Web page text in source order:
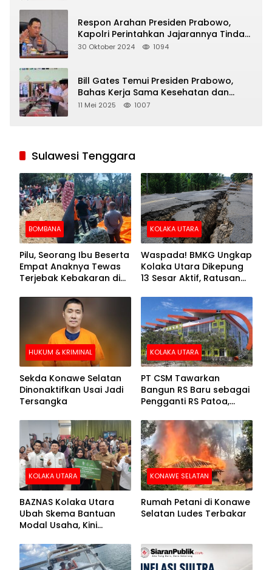
Respon Arahan Presiden Prabowo,
Kapolri Perintahkan Jajarannya Tindak
Tegas Pelaku Judi Online
30 Oktober 2024 1094
Bill Gates Temui Presiden Prabowo,
Bahas Kerja Sama Kesehatan dan
Program Makan Bergizi Gratis
11 Mei 2025 1007
Sulawesi Tenggara
BOMBANA
Pilu, Seorang Ibu Beserta
Empat Anaknya Tewas
Terjebak Kebakaran di
KOLAKA UTARA
Waspada! BMKG Ungkap
Kolaka Utara Dikepung
13 Sesar Aktif, Ratusan
HUKUM & KRIMINAL
Sekda Konawe Selatan
Dinonaktifkan Usai Jadi
Tersangka
KOLAKA UTARA
PT CSM Tawarkan
Bangun RS Baru sebagai
Pengganti RS Patoa,
Kolut
KOLAKA UTARA
BAZNAS Kolaka Utara
Ubah Skema Bantuan
Modal Usaha, Kini
Barang Senilai Rp419,5
Juta
KONAWE SELATAN
Rumah Petani di Konawe
Selatan Ludes Terbakar